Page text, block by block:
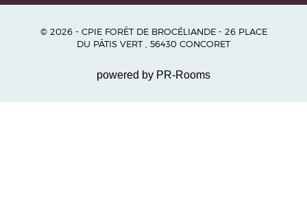
© 2026 - CPIE FORÊT DE BROCÉLIANDE - 26 PLACE
DU PÂTIS VERT , 56430 CONCORET
powered by PR-Rooms